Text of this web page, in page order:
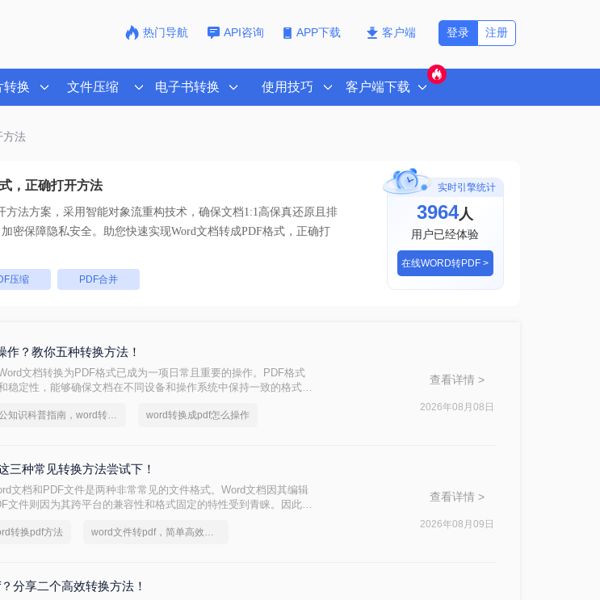
热门导航 API咨询 APP下载 客户端 注册
登录
转换 文件压缩 电子书转换 使用技巧 客户端下载
方法
，正确打开方法
方法方案，采用智能对象流重构技术，确保文档1:1高保真还原且排
量处理， 全链路 SSL 加密保障隐私安全。助您快速实现Word文档转成PDF格式，正确打
压缩 PDF合并
实时引擎统计
3964人
用户已经体验
在线WORD转PDF >
作？教你五种转换方法！
文档转换为PDF格式已成为一项日常且重要的操作。PDF格式
稳定性，能够确保文档在不同设备和操作系统中保持一致的格式和
将Word转换成PDF的方法。
办公知识科普指南，word转换成pdf的操作方法 word转换成pdf怎么操作
查看详情 >
2026年08月08日
三种常见转换方法尝试下！
文档和PDF文件是两种非常常见的文件格式。Word文档因其编辑
文件则因为其跨平台的兼容性和格式固定的特性受到青睐。因此，
转换pdf方法 word文件转pdf，简单高效的转换方法
查看详情 >
2026年08月09日
分享二个高效转换方法！